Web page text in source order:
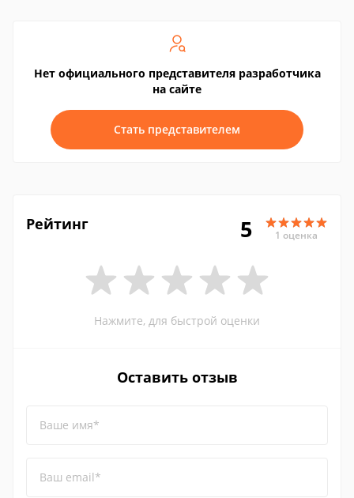
Нет официального представителя разработчика
на сайте
Стать представителем
Рейтинг 5 1 оценка
Нажмите, для быстрой оценки
Оставить отзыв
Ваше имя*
Ваш email*